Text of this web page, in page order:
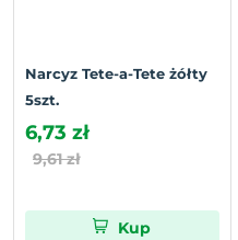
Narcyz Tete-a-Tete żółty
5szt.
6,73 zł
9,61 zł
Kup